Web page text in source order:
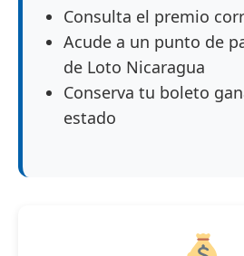
Consulta el premio
Acude a un punto de
de Loto Nicaragua
Conserva tu boleto
estado